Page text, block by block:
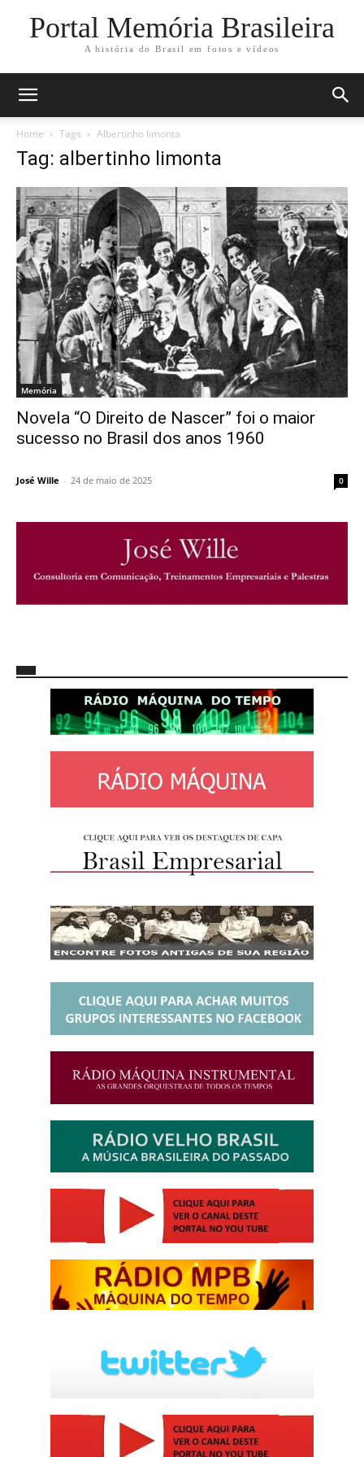
Portal Memória Brasileira
A história do Brasil em fotos e vídeos
Home Tags Albertinho limonta
Tag: albertinho limonta
Memória
Novela “O Direito de Nascer” foi o maior
sucesso no Brasil dos anos 1960
José Wille - 24 de maio de 2025 0